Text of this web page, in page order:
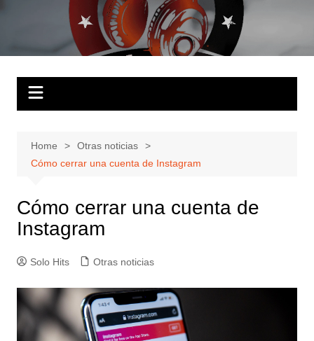
Solo Hits
Home
Otras noticias
Cómo cerrar una cuenta de Instagram
Cómo cerrar una cuenta de
Instagram
Solo Hits Otras noticias